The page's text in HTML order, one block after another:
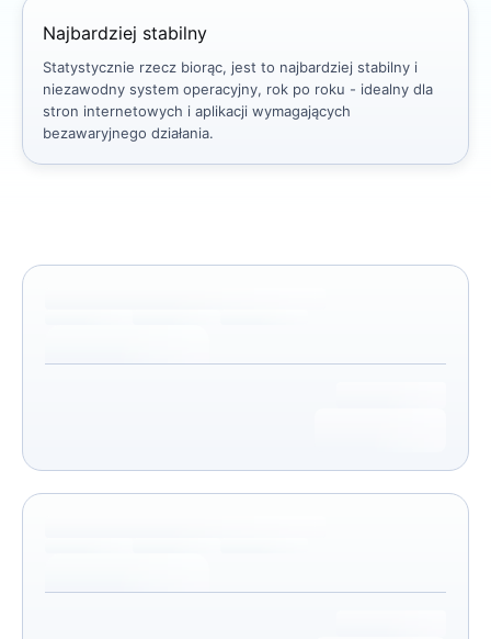
Najbardziej stabilny
Statystycznie rzecz biorąc, jest to najbardziej stabilny i
niezawodny system operacyjny, rok po roku - idealny dla
stron internetowych i aplikacji wymagających
bezawaryjnego działania.